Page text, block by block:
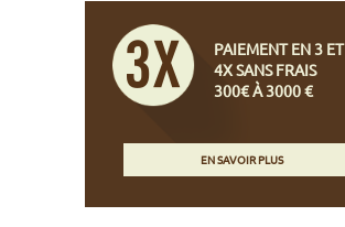
PAIEMENT EN 3 ET
4X SANS FRAIS
300€ À 3000 €
EN SAVOIR PLUS